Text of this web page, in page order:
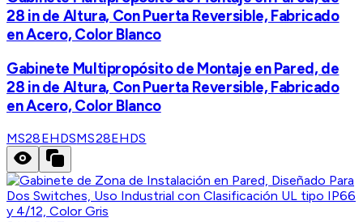
28 in de Altura, Con Puerta Reversible, Fabricado
en Acero, Color Blanco
Gabinete Multipropósito de Montaje en Pared, de
28 in de Altura, Con Puerta Reversible, Fabricado
en Acero, Color Blanco
MS28EHDSMS28EHDS